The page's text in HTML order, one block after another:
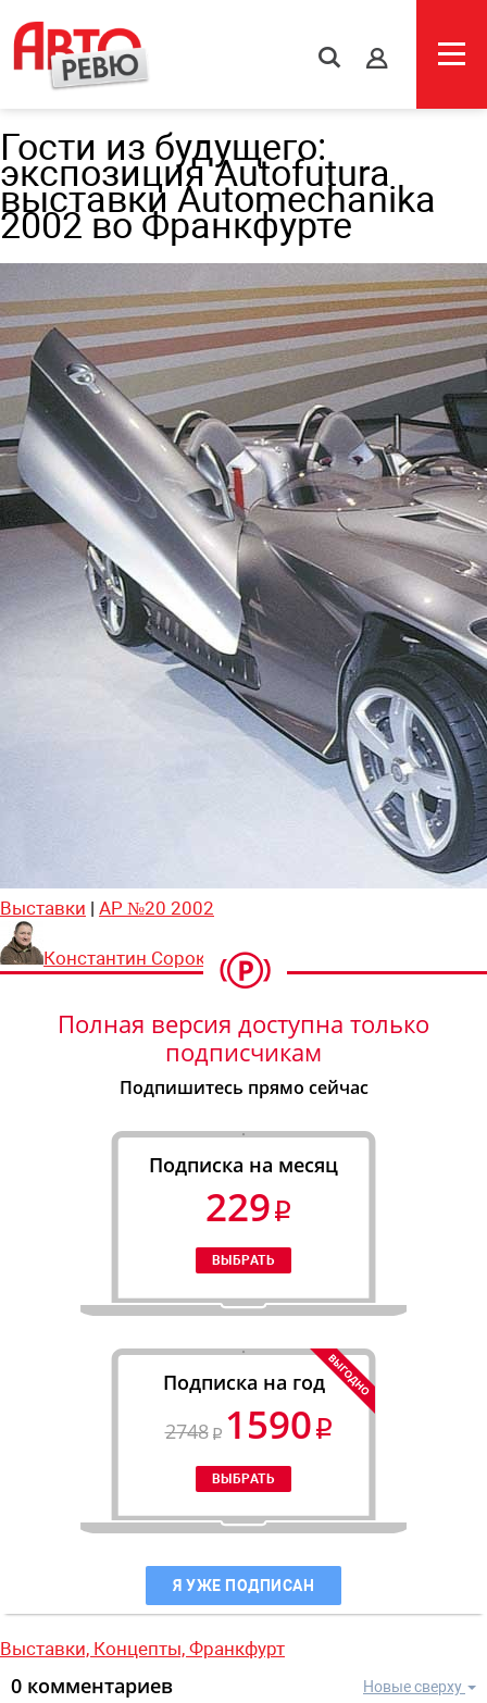
s
Гости из будущего:
экспозиция Autofutura
выставки Automechanika
2002 во Франкфурте
Выставки | АР №20 2002
Константин Сорокин
Полная версия доступна только
подписчикам
Подпишитесь прямо сейчас
Подписка на месяц
229
Подписка на год
2748
1590
Я УЖЕ ПОДПИСАН
Выставки, Концепты, Франкфурт
Новые сверху
0 комментариев